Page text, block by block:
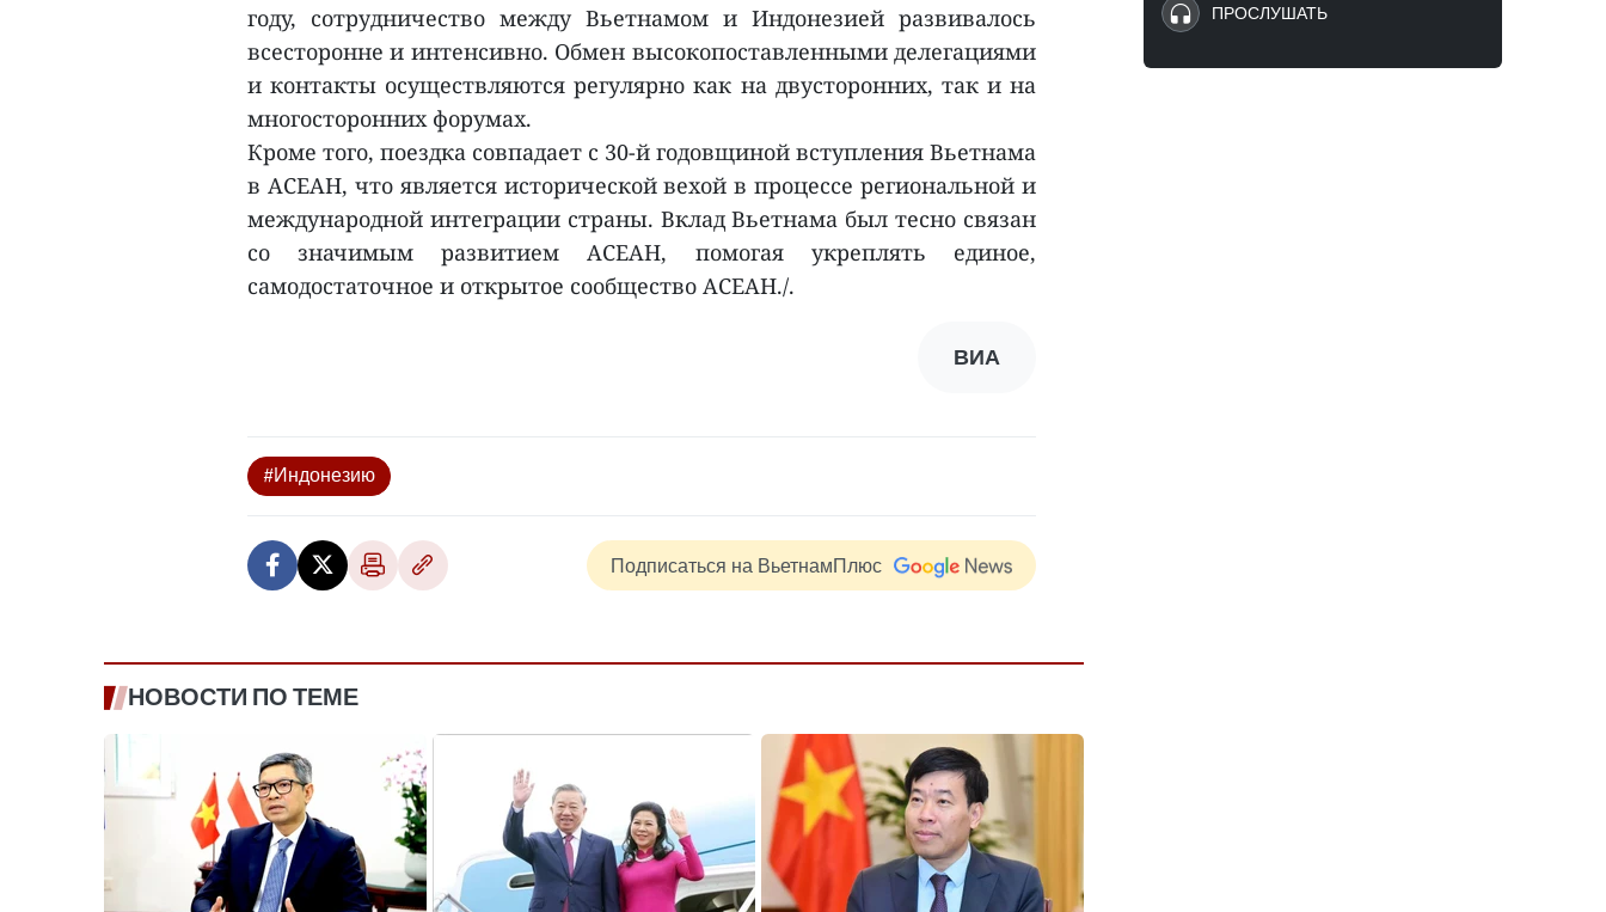
году, сотрудничество между Вьетнамом и Индонезией развивалось
всесторонне и интенсивно. Обмен высокопоставленными делегациями
и контакты осуществляются регулярно как на двусторонних, так и на
многосторонних форумах.
Кроме того, поездка совпадает с 30-й годовщиной вступления Вьетнама
в АСЕАН, что является исторической вехой в процессе региональной и
международной интеграции страны. Вклад Вьетнама был тесно связан
со значимым развитием АСЕАН, помогая укреплять единое,
самодостаточное и открытое сообщество АСЕАН./.
ВИА
#Индонезию
Подписаться на ВьетнамПлюс
НОВОСТИ ПО ТЕМЕ
ПРОСЛУШАТЬ